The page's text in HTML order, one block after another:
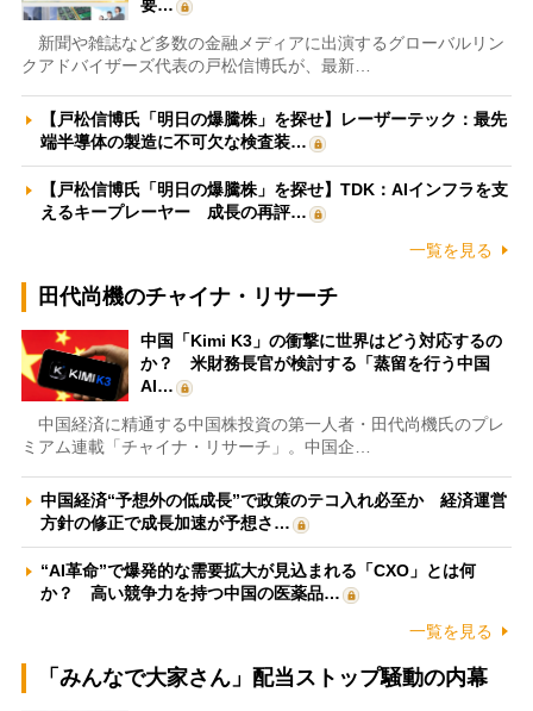
要…
新聞や雑誌など多数の金融メディアに出演するグローバルリン
クアドバイザーズ代表の戸松信博氏が、最新…
【戸松信博氏「明日の爆騰株」を探せ】レーザーテック：最先
端半導体の製造に不可欠な検査装…
【戸松信博氏「明日の爆騰株」を探せ】TDK：AIインフラを支
えるキープレーヤー 成長の再評…
一覧を見る
田代尚機のチャイナ・リサーチ
中国「Kimi K3」の衝撃に世界はどう対応するの
か？ 米財務長官が検討する「蒸留を行う中国
AI…
中国経済に精通する中国株投資の第一人者・田代尚機氏のプレ
ミアム連載「チャイナ・リサーチ」。中国企…
中国経済“予想外の低成長”で政策のテコ入れ必至か 経済運営
方針の修正で成長加速が予想さ…
“AI革命”で爆発的な需要拡大が見込まれる「CXO」とは何
か？ 高い競争力を持つ中国の医薬品…
一覧を見る
「みんなで大家さん」配当ストップ騒動の内幕